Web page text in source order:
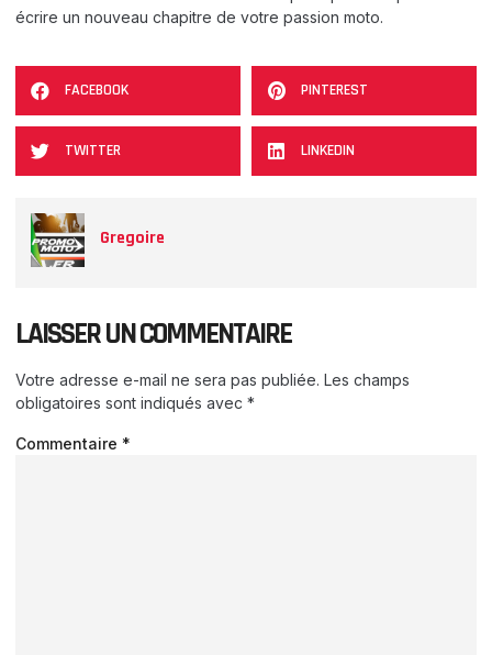
écrire un nouveau chapitre de votre passion moto.
FACEBOOK PINTEREST
TWITTER LINKEDIN
Gregoire
LAISSER UN COMMENTAIRE
Votre adresse e-mail ne sera pas publiée. Les champs
obligatoires sont indiqués avec *
Commentaire *